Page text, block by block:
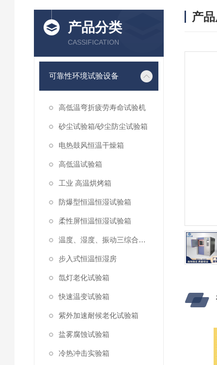
产品分类
CASSIFICATION
可靠性环境试验设备
高低温弯折疲劳寿命试验机
砂尘试验箱/砂尘防尘试验箱
电热鼓风恒温干燥箱
高低温试验箱
工业 高温烘烤箱
防爆型恒温恒湿试验箱
柔性屏恒温恒湿试验箱
温度、湿度、振动三综合试验箱
步入式恒温恒湿房
氙灯老化试验箱
快速温变试验箱
紫外加速耐候老化试验箱
盐雾腐蚀试验箱
冷热冲击实验箱
产